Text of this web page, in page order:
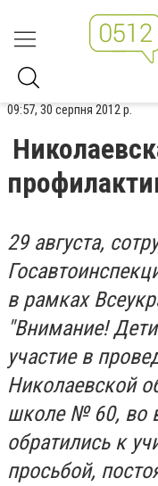
09:57, 30 серпня 2012 р.
29 августа,
в рамках
"Внимание!
участие в
Николаевской
школе № 60, во
обратились к
просьбой,